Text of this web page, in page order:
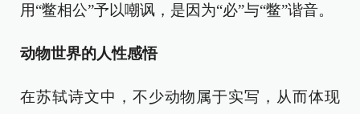
用“鳖相公”予以嘲讽，是因为“必”与“鳖”谐音。
动物世界的人性感悟
在苏轼诗文中，不少动物属于实写，从而体现